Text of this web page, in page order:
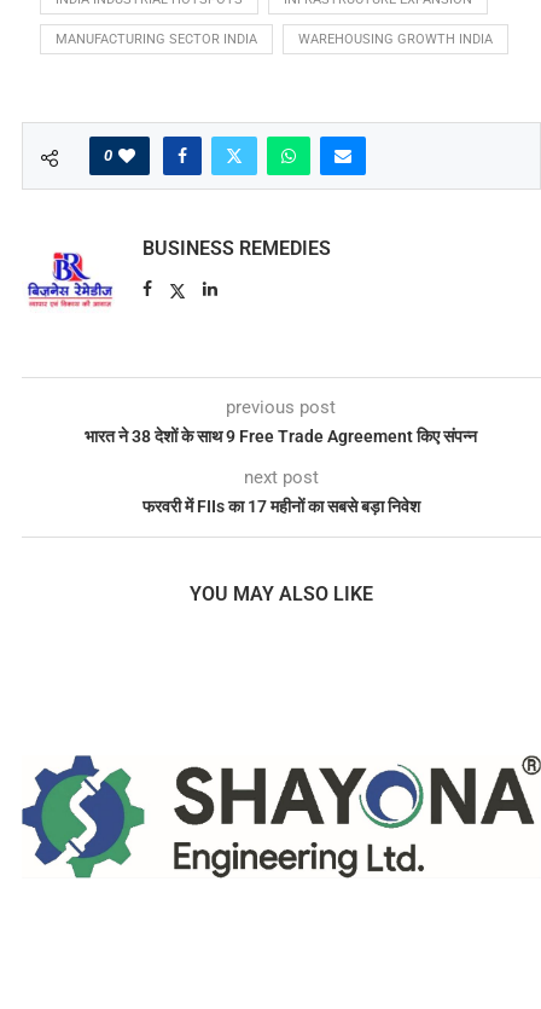
MANUFACTURING SECTOR INDIA WAREHOUSING GROWTH INDIA
0
BUSINESS REMEDIES
previous post
भारत ने 38 देशों के साथ 9 Free Trade Agreement किए संपन्न
next post
फरवरी में FIIs का 17 महीनों का सबसे बड़ा निवेश
YOU MAY ALSO LIKE